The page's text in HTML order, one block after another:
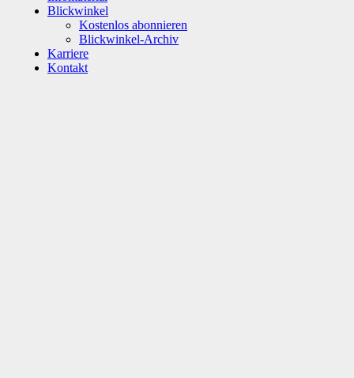
Blickwinkel
Kostenlos abonnieren
Blickwinkel-Archiv
Karriere
Kontakt